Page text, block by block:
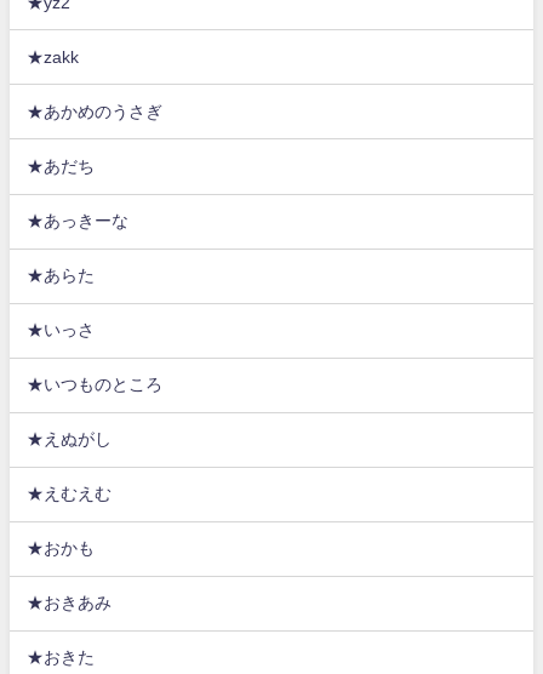
★zakk
★あかめのうさぎ
★あだち
★あっきーな
★あらた
★いっさ
★いつものところ
★えぬがし
★えむえむ
★おかも
★おきあみ
★おきた